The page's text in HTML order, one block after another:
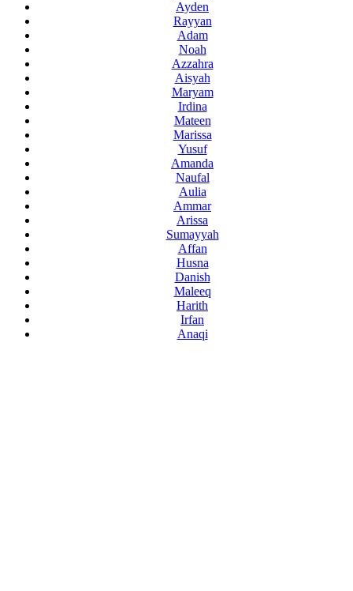
Ayden
Rayyan
Adam
Noah
Azzahra
Aisyah
Maryam
Irdina
Mateen
Marissa
Yusuf
Amanda
Naufal
Aulia
Ammar
Arissa
Sumayyah
Affan
Husna
Danish
Maleeq
Harith
Irfan
Anaqi